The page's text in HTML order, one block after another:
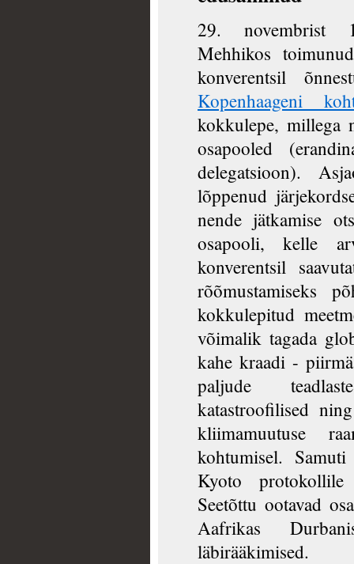
29. novembrist
Mehhikos
konverentsil
Kopenhaageni
kokkulepe, millega
osapooled
delegatsioon).
lõppenud
nende jätkamise
osapooli, kelle
konverentsil
rõõmustamiseks
kokkulepitud
võimalik tagada
kahe kraadi -
paljude
katastroofilised
kliimamuutuse
kohtumisel.
Kyoto protokollile
Seetõttu ootavad
Aafrikas
läbirääkimised.